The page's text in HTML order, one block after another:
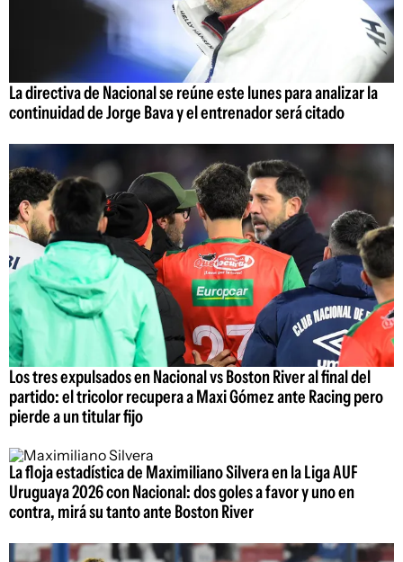
La directiva de Nacional se reúne este lunes para analizar la
continuidad de Jorge Bava y el entrenador será citado
Los tres expulsados en Nacional vs Boston River al final del
partido: el tricolor recupera a Maxi Gómez ante Racing pero
pierde a un titular fijo
La floja estadística de Maximiliano Silvera en la Liga AUF
Uruguaya 2026 con Nacional: dos goles a favor y uno en
contra, mirá su tanto ante Boston River